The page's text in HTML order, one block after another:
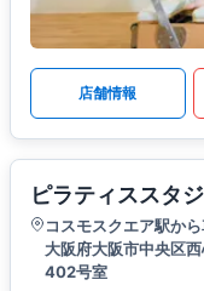
店舗情報
ピラティススタ
コスモスクエア駅か
大阪府大阪市中央区
402号室